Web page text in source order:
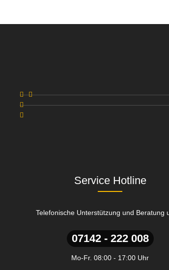
Service Hotline
Telefonische Unterstützung und Beratung
07142 - 222 008
Mo-Fr. 08:00 - 17:00 Uhr